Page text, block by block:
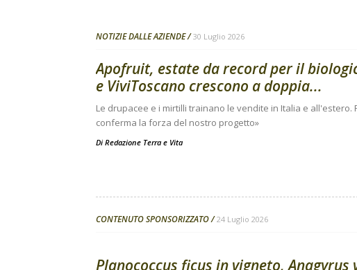
NOTIZIE DALLE AZIENDE 30 Luglio 2026
Apofruit, estate da record per il
e ViviToscano crescono a doppia...
Le drupacee e i mirtilli trainano le vendite in Italia e
conferma la forza del nostro progetto»
Di Redazione Terra e Vita
CONTENUTO SPONSORIZZATO 24 Luglio 2026
Planococcus ficus in vigneto,